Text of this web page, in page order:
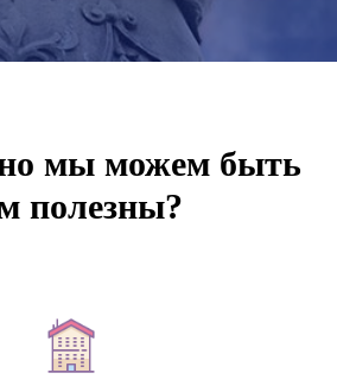
мы можем быть
полезны?